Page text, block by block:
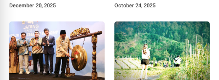
December 20, 2025
Spiritual Menakjubkan bagi
October 24, 2025